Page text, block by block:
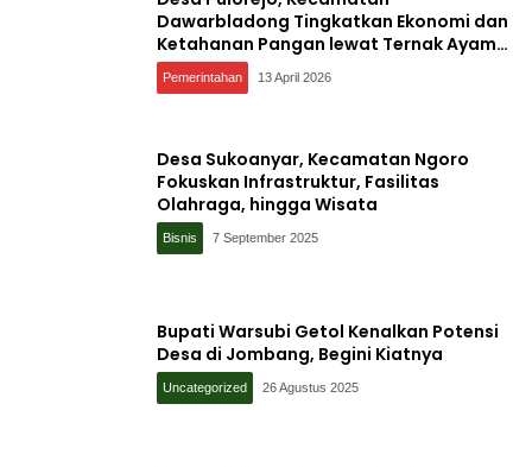
Dawarbladong Tingkatkan Ekonomi dan
Ketahanan Pangan lewat Ternak Ayam
Petelur
Pemerintahan 13 April 2026
Desa Sukoanyar, Kecamatan Ngoro
Fokuskan Infrastruktur, Fasilitas
Olahraga, hingga Wisata
Bisnis 7 September 2025
Bupati Warsubi Getol Kenalkan Potensi
Desa di Jombang, Begini Kiatnya
Uncategorized 26 Agustus 2025